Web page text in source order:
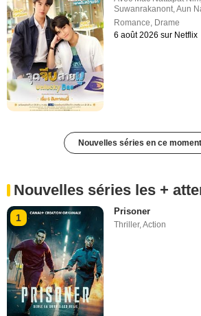
Suwanrakanont,Aun
Romance, Drame
6 août 2026 sur Netflix
Nouvelles séries en ce
Nouvelles séries les +
1
Prisoner
Thriller,Action